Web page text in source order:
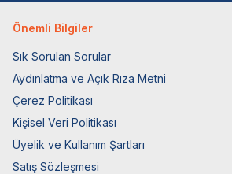
Önemli Bilgiler
Sık Sorulan Sorular
Aydınlatma ve Açık Rıza Metni
Çerez Politikası
Kişisel Veri Politikası
Üyelik ve Kullanım Şartları
Satış Sözleşmesi